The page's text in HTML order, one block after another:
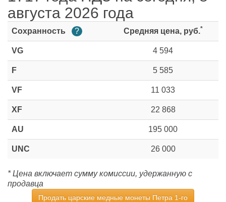
августа 2026 года
Сохранность ? Средняя цена, руб.*
VG 4 594
F 5 585
VF 11 033
XF 22 868
AU 195 000
UNC 26 000
* Цена включает сумму комиссии, удержанную с
продавца
Продать царские медные монеты Петра 1-го